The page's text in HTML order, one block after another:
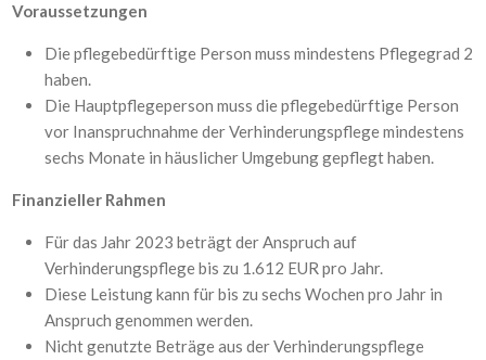
Voraussetzungen
Die pflegebedürftige Person muss mindestens Pflegegrad 2
haben.
Die Hauptpflegeperson muss die pflegebedürftige Person
vor Inanspruchnahme der Verhinderungspflege mindestens
sechs Monate in häuslicher Umgebung gepflegt haben.
Finanzieller Rahmen
Für das Jahr 2023 beträgt der Anspruch auf
Verhinderungspflege bis zu 1.612 EUR pro Jahr.
Diese Leistung kann für bis zu sechs Wochen pro Jahr in
Anspruch genommen werden.
Nicht genutzte Beträge aus der Verhinderungspflege